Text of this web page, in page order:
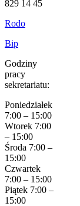
829 14 45
Rodo
Bip
Godziny
pracy
sekretariatu:
Poniedziałek
7:00 – 15:00
Wtorek 7:00
– 15:00
Środa 7:00 –
15:00
Czwartek
7:00 – 15:00
Piątek 7:00 –
15:00